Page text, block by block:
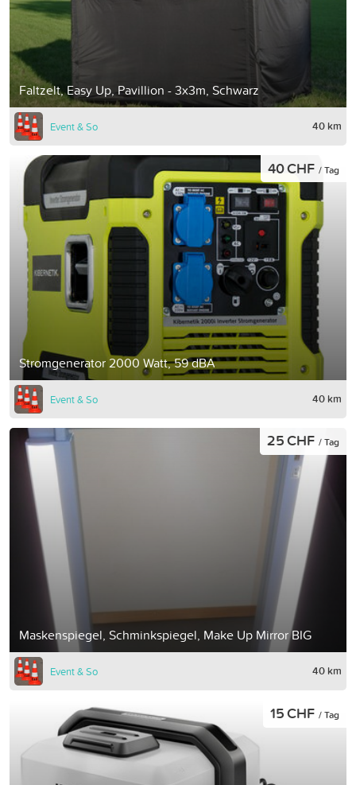
Faltzelt, Easy Up, Pavillion - 3x3m, Schwarz
Event & So 40 km
Stromgenerator 2000 Watt, 59 dBA
40 CHF / Tag
Event & So 40 km
Maskenspiegel, Schminkspiegel, Make Up Mirror BIG
25 CHF / Tag
Event & So 40 km
15 CHF / Tag